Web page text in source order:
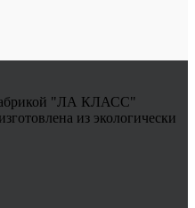
"ЛА КЛАСС"
из экологически